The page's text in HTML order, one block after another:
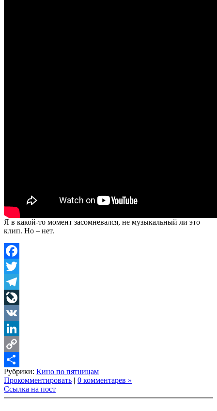
Я в какой-то момент засомневался, не музыкальный ли это
клип. Но – нет.
Facebook
Twitter
Telegram
LiveJournal
VK
LinkedIn
Copy
Link
Share
Рубрики: Кино по пятницам
Прокомментировать | 0 комментарев »
Ссылка на пост